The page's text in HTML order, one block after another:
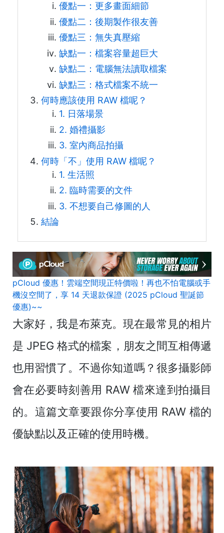
優點一：更多畫面細節
優點二：後期製作很友善
優點三：無失真壓縮
缺點一：檔案容量超巨大
缺點二：電腦無法讀取檔案
缺點三：格式檔案不統一
何時應該使用 RAW 檔呢？
1. 日落場景
2. 婚禮攝影
3. 室內商品拍攝
何時「不」使用 RAW 檔呢？
1. 生活照
2. 臨時需要的文件
3. 不想要自己修圖的人
結論
pCloud 優惠！雲端空間現正特價啦！再也不怕電腦或手
機沒空間了，享 14 天退款保證 (2025 pCloud 聖誕節
優惠)~~
大家好，我是布萊克。現在最常見的相片
是 JPEG 格式的檔案，朋友之間互相傳遞
也用習慣了。不過你知道嗎？很多攝影師
會在必要時刻善用 RAW 檔來達到拍攝目
的。這篇文章要跟你分享使用 RAW 檔的
優缺點以及正確的使用時機。